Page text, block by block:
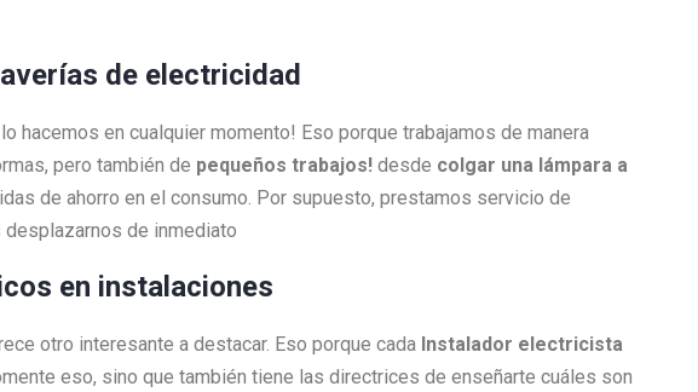
de electricidad
hacemos en cualquier momento! Eso porque trabajamos de manera
pero también de pequeños trabajos! desde colgar una lámpara a
de ahorro en el consumo. Por supuesto, prestamos servicio de
de inmediato
en instalaciones
otro interesante a destacar. Eso porque cada Instalador electricista
eso, sino que también tiene las directrices de enseñarte cuáles son